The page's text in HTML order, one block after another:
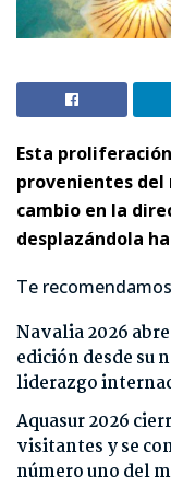
Esta
provenientes del
cambio en la
desplazándola
Te recomendamos
Navalia 2026
edición desde su
liderazgo
Aquasur 2026
visitantes y se
número uno del